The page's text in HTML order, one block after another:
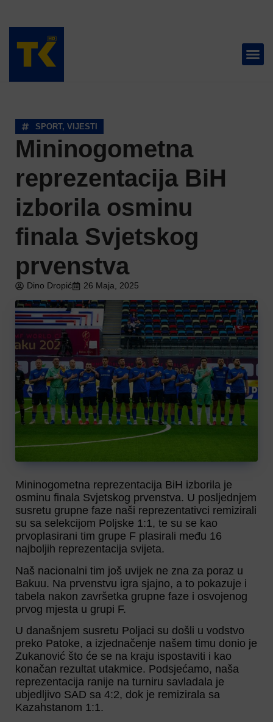
SPORT, VIJESTI
Mininogometna
reprezentacija BiH
izborila osminu
finala Svjetskog
prvenstva
Dino Dropić 26 Maja, 2025
Mininogometna reprezentacija BiH izborila je
osminu finala Svjetskog prvenstva. U posljednjem
susretu grupne faze naši reprezentativci remizirali
su sa selekcijom Poljske 1:1, te su se kao
prvoplasirani tim grupe F plasirali među 16
najboljih reprezentacija svijeta.
Naš nacionalni tim još uvijek ne zna za poraz u
Bakuu. Na prvenstvu igra sjajno, a to pokazuje i
tabela nakon završetka grupne faze i osvojenog
prvog mjesta u grupi F.
U današnjem susretu Poljaci su došli u vodstvo
preko Patoke, a izjednačenje našem timu donio je
Zukanović što će se na kraju ispostaviti i kao
konačan rezultat utakmice. Podsjećamo, naša
reprezentacija ranije na turniru savladala je
ubjedljivo SAD sa 4:2, dok je remizirala sa
Kazahstanom 1:1.